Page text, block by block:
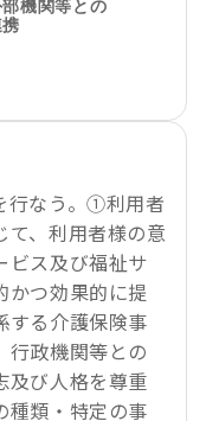
行なう。①利用者
て、利用者様の意
ビス及び福祉サ
かつ効果的に提
する介護保険事
行政機関等との
及び人格を尊重
種類・特定の事